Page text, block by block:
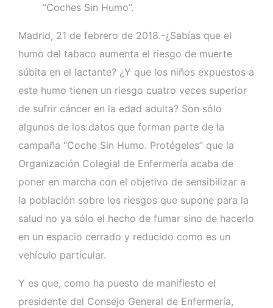
“Coches Sin Humo”.
Madrid, 21 de febrero de 2018.-¿Sabías que el
humo del tabaco aumenta el riesgo de muerte
súbita en el lactante? ¿Y que los niños expuestos a
este humo tienen un riesgo cuatro veces superior
de sufrir cáncer en la edad adulta? Son sólo
algunos de los datos que forman parte de la
campaña “Coche Sin Humo. Protégeles” que la
Organización Colegial de Enfermería acaba de
poner en marcha con el objetivo de sensibilizar a
la población sobre los riesgos que supone para la
salud no ya sólo el hecho de fumar sino de hacerlo
en un espacio cerrado y reducido como es un
vehículo particular.
Y es que, como ha puesto de manifiesto el
presidente del Consejo General de Enfermería,